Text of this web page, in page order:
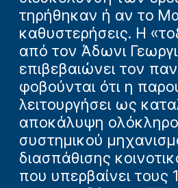
τηρήθηκαν ή αν το
καθυστερήσεις. Η
από τον Άδωνι
επιβεβαιώνει τον
φοβούνται ότι η
λειτουργήσει ως
αποκάλυψη
συστημικού
διασπάθισης
που υπερβαίνει τους